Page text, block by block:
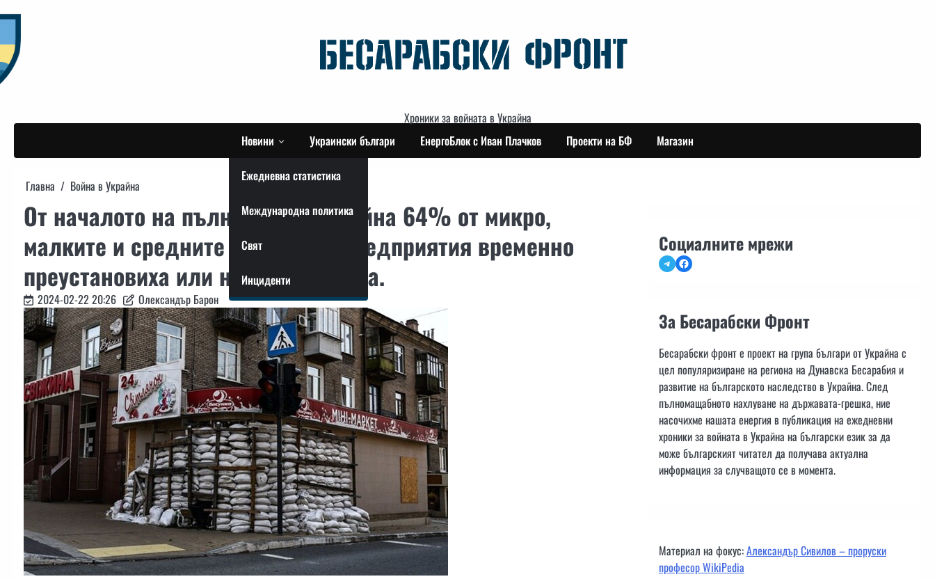
to
content
Хроники за войната в Украйна
Новини
Ежедневна статистика
Международна политика
Свят
Инциденти
Украински българи ЕнергоБлок с Иван Плачков Проекти на БФ Магазин
Главна Война в Украйна
От началото на пълномащабна война 64% от микро,
малките и средните украински предприятия временно
преустановиха или напълно спряха.
2024-02-22 20:26 Олександър Барон
Социалните мрежи
TelegramFacebook
За Бесарабски Фронт
Бесарабски фронт е проект на група българи от Украйна с
цел популяризиране на региона на Дунавска Бесарабия и
развитие на българското наследство в Украйна. След
пълномащабното нахлуване на държавата-грешка, ние
насочихме нашата енергия в публикация на ежедневни
хроники за войната в Украйна на български език за да
може българският читател да получава актуална
информация за случващото се в момента.
Материал на фокус:Александър Сивилов – проруски
професор WikiPedia